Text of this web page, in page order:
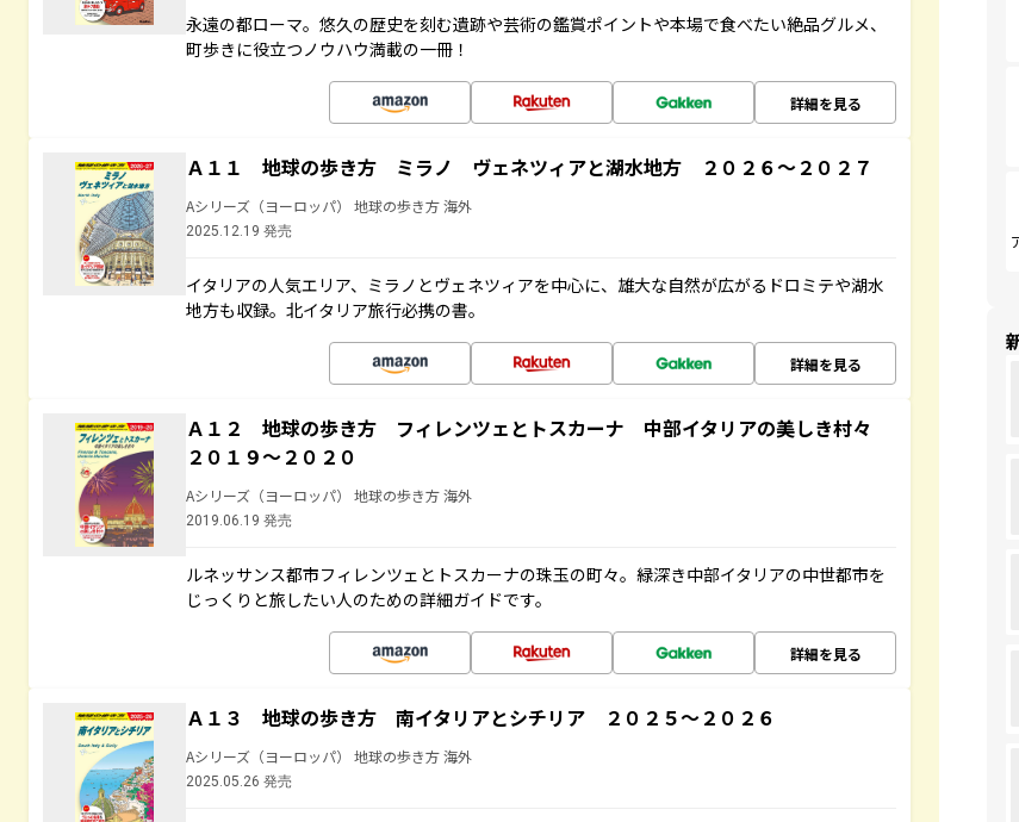
永遠の都ローマ。悠久の歴史を刻む遺跡や芸術の鑑賞ポイントや本場で食べたい絶品グルメ、
町歩きに役立つノウハウ満載の一冊！
詳細を見る
Ａ１１ 地球の歩き方 ミラノ ヴェネツィアと湖水地方 ２０２６～２０２７
Aシリーズ（ヨーロッパ） 地球の歩き方 海外
2025.12.19 発売
イタリアの人気エリア、ミラノとヴェネツィアを中心に、雄大な自然が広がるドロミテや湖水
地方も収録。北イタリア旅行必携の書。
詳細を見る
Ａ１２ 地球の歩き方 フィレンツェとトスカーナ 中部イタリアの美しき村々
２０１９～２０２０
Aシリーズ（ヨーロッパ） 地球の歩き方 海外
2019.06.19 発売
ルネッサンス都市フィレンツェとトスカーナの珠玉の町々。緑深き中部イタリアの中世都市を
じっくりと旅したい人のための詳細ガイドです。
詳細を見る
Ａ１３ 地球の歩き方 南イタリアとシチリア ２０２５～２０２６
Aシリーズ（ヨーロッパ） 地球の歩き方 海外
2025.05.26 発売